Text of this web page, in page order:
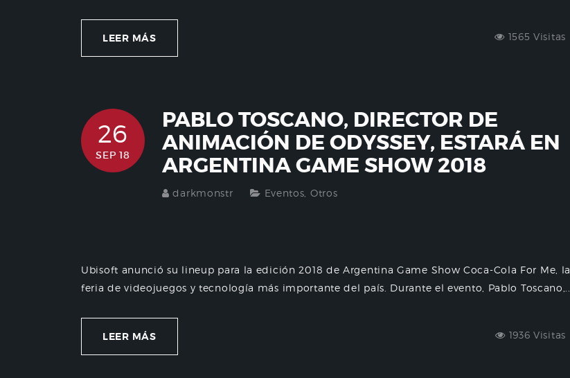
LEER MÁS 1565 Visitas
26
SEP 18
PABLO TOSCANO, DIRECTOR DE
ANIMACIÓN DE ODYSSEY, ESTARÁ EN
ARGENTINA GAME SHOW 2018
darkmonstr Eventos Otros
Ubisoft anunció su lineup para la edición 2018 de Argentina Game Show Coca-Cola For Me, la
feria de videojuegos y tecnología más importante del país. Durante el evento, Pablo Toscano,...
LEER MÁS 1936 Visitas